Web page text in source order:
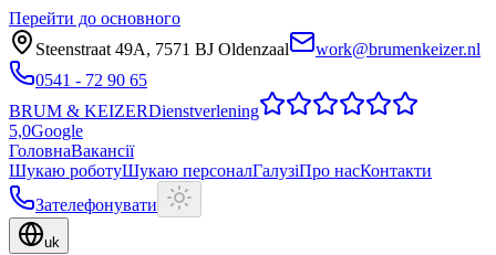
Перейти до основного
Steenstraat 49A, 7571 BJ Oldenzaal
work@brumenkeizer.nl
0541 - 72 90 65
BRUM & KEIZERDienstverlening
5,0Google
ГоловнаВакансії
Шукаю роботуШукаю персоналГалузіПро насКонтакти
Зателефонувати
uk